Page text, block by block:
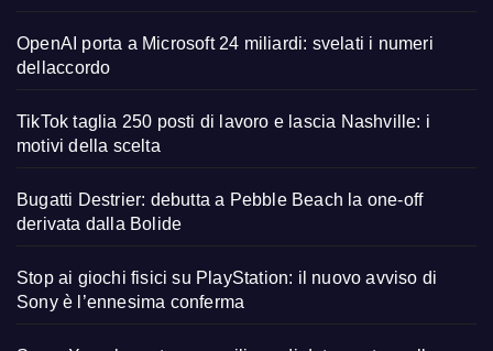
OpenAI porta a Microsoft 24 miliardi: svelati i numeri
dellaccordo
TikTok taglia 250 posti di lavoro e lascia Nashville: i
motivi della scelta
Bugatti Destrier: debutta a Pebble Beach la one-off
derivata dalla Bolide
Stop ai giochi fisici su PlayStation: il nuovo avviso di
Sony è l’ennesima conferma